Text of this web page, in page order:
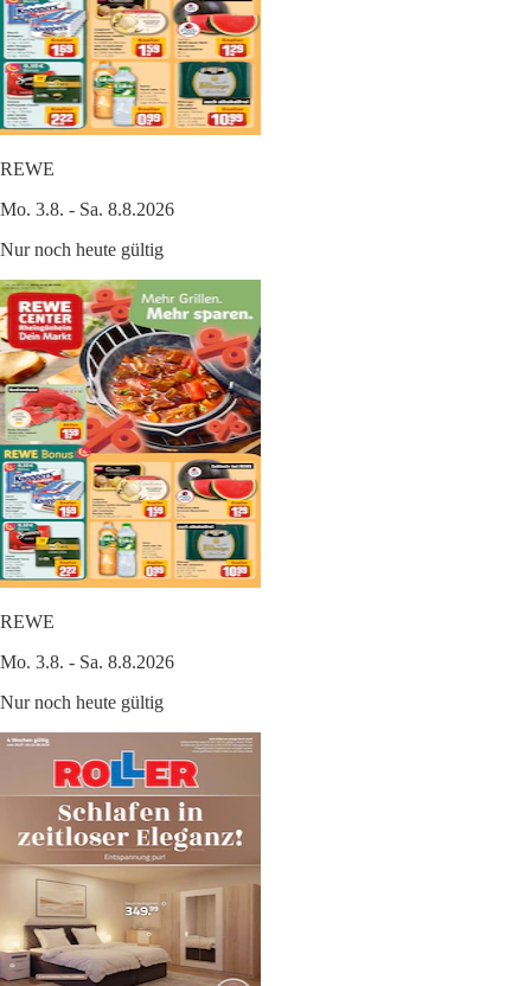
REWE
Mo. 3.8. - Sa. 8.8.2026
Nur noch heute gültig
REWE
Mo. 3.8. - Sa. 8.8.2026
Nur noch heute gültig